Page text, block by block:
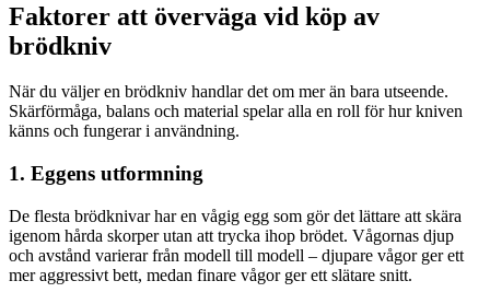
Faktorer att överväga vid köp av
brödkniv
När du väljer en brödkniv handlar det om mer än bara utseende.
Skärförmåga, balans och material spelar alla en roll för hur kniven
känns och fungerar i användning.
1. Eggens utformning
De flesta brödknivar har en vågig egg som gör det lättare att skära
igenom hårda skorper utan att trycka ihop brödet. Vågornas djup
och avstånd varierar från modell till modell – djupare vågor ger ett
mer aggressivt bett, medan finare vågor ger ett slätare snitt.